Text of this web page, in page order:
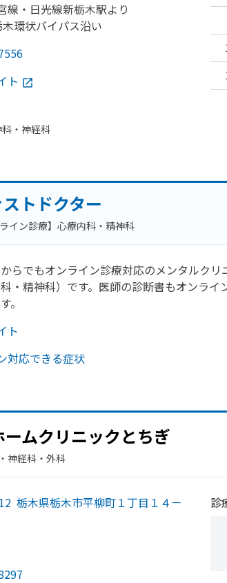
線・ 日光線新栃木駅より
環状バイパス沿い
ト
・神経科
トドクター
ライン診療】心療内科・精神科
らでもオンライン診療対応のメンタルクリ
・精神科）です。医師の診断書もオンライ
。
ト
対応できる症状
ームクリニックとちぎ
神経科・​外科
栃木県栃木市平柳町１丁目１４－
診